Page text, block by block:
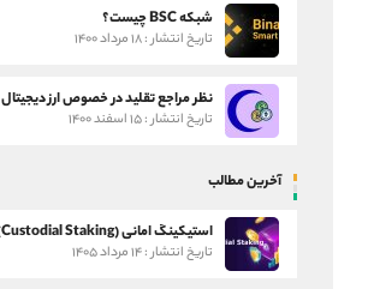
شبکه BSC چیست؟
تاریخ انتشار : ۱۸ مرداد ۱۴۰۰
نظر مراجع تقلید در خصوص ارز دیجیتال
تاریخ انتشار : ۱۵ اسفند ۱۴۰۰
آخرین مطالب
استیکینگ امانی (Custodial Staking)
تاریخ انتشار : ۱۴ مرداد ۱۴۰۵